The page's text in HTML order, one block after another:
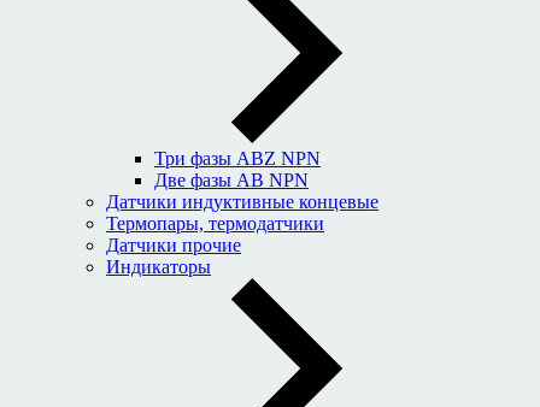
Три фазы ABZ NPN
Две фазы AB NPN
Датчики индуктивные концевые
Термопары, термодатчики
Датчики прочие
Индикаторы